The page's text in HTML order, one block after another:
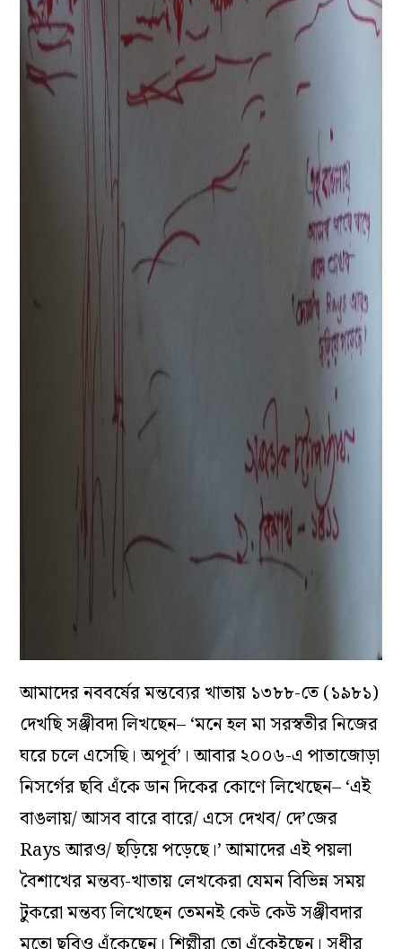
আমাদের নববর্ষের মন্তব্যের খাতায় ১৩৮৮-তে (১৯৮১)
দেখছি সঞ্জীবদা লিখছেন– ‘মনে হল মা সরস্বতীর নিজের
ঘরে চলে এসেছি। অপূর্ব’। আবার ২০০৬-এ পাতাজোড়া
নিসর্গের ছবি এঁকে ডান দিকের কোণে লিখেছেন– ‘এই
বাঙলায়/ আসব বারে বারে/ এসে দেখব/ দে’জের
Rays আরও/ ছড়িয়ে পড়েছে।’ আমাদের এই পয়লা
বৈশাখের মন্তব্য-খাতায় লেখকেরা যেমন বিভিন্ন সময়
টুকরো মন্তব্য লিখেছেন তেমনই কেউ কেউ সঞ্জীবদার